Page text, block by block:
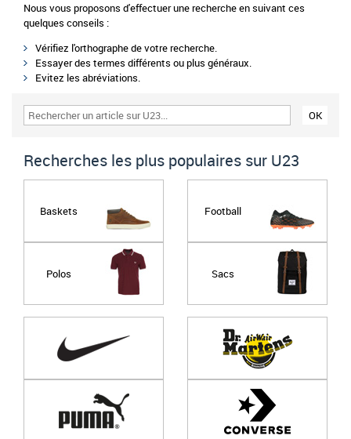
Nous vous proposons d'effectuer une recherche en suivant ces
quelques conseils :
Vérifiez l'orthographe de votre recherche.
Essayer des termes différents ou plus généraux.
Evitez les abréviations.
Recherches les plus populaires sur U23
Baskets Football
Polos Sacs